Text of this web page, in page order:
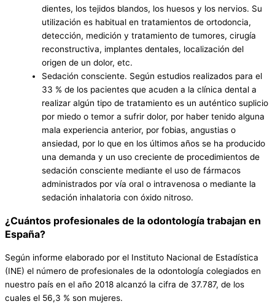
dientes, los tejidos blandos, los huesos y los nervios. Su
utilización es habitual en tratamientos de ortodoncia,
detección, medición y tratamiento de tumores, cirugía
reconstructiva, implantes dentales, localización del
origen de un dolor, etc.
Sedación consciente. Según estudios realizados para el
33 % de los pacientes que acuden a la clínica dental a
realizar algún tipo de tratamiento es un auténtico suplicio
por miedo o temor a sufrir dolor, por haber tenido alguna
mala experiencia anterior, por fobias, angustias o
ansiedad, por lo que en los últimos años se ha producido
una demanda y un uso creciente de procedimientos de
sedación consciente mediante el uso de fármacos
administrados por vía oral o intravenosa o mediante la
sedación inhalatoria con óxido nitroso.
¿Cuántos profesionales de la odontología trabajan en
España?
Según informe elaborado por el Instituto Nacional de Estadística
(INE) el número de profesionales de la odontología colegiados en
nuestro país en el año 2018 alcanzó la cifra de 37.787, de los
cuales el 56,3 % son mujeres.